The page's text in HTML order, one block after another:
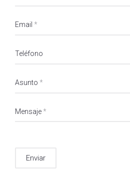
Email *
Teléfono
Asunto *
Mensaje *
Enviar